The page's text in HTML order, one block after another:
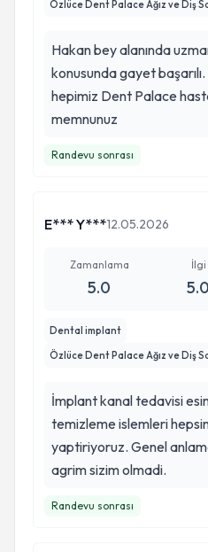
Özlüce Dent Palace Ağız ve Diş
Hakan bey alanında
konusunda gayet
hepimiz Dent Palace
memnunuz
Randevu sonrası
E*** Y***12.05.2026
Zamanlama
5.0
İlgi
5.0
Dental implant
Özlüce Dent Palace Ağız ve Diş
İmplant kanal tedavisi
temizleme islemleri
yaptiriyoruz. Genel
agrim sizim olmadi.
Randevu sonrası